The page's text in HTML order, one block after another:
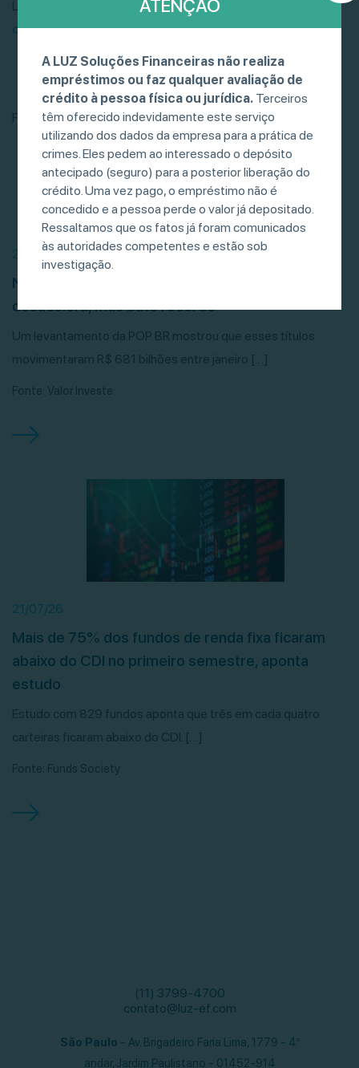
ATENÇÃO
A LUZ Soluções Financeiras não realiza
empréstimos ou faz qualquer avaliação de
crédito à pessoa física ou jurídica. Terceiros
têm oferecido indevidamente este serviço
utilizando dos dados da empresa para a prática de
crimes. Eles pedem ao interessado o depósito
antecipado (seguro) para a posterior liberação do
crédito. Uma vez pago, o empréstimo não é
concedido e a pessoa perde o valor já depositado.
Ressaltamos que os fatos já foram comunicados
às autoridades competentes e estão sob
investigação.
Leia o artigo produzido por Suelen Salgo, CEO da LUZ,
clicando neste linkou noPDF.
Fonte: Fincatch
21/07/26
Negociação de debêntures, CRIs e CRAs
desacelera, mas bate recorde
Um levantamento da POP BR mostrou que esses títulos
movimentaram R$ 681 bilhões entre janeiro […]
Fonte: Valor Investe
21/07/26
Mais de 75% dos fundos de renda fixa ficaram
abaixo do CDI no primeiro semestre, aponta
estudo
Estudo com 829 fundos aponta que três em cada quatro
carteiras ficaram abaixo do CDI. […]
Fonte: Funds Society
(11) 3799-4700
contato@luz-ef.com
São Paulo - Av. Brigadeiro Faria Lima, 1779 - 4º
andar,Jardim Paulistano - 01452-914